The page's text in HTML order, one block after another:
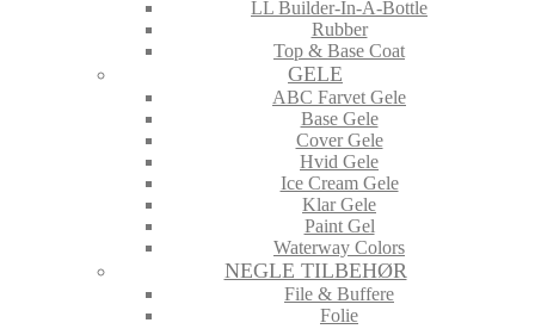
LL Builder-In-A-Bottle
Rubber
Top & Base Coat
GELE
ABC Farvet Gele
Base Gele
Cover Gele
Hvid Gele
Ice Cream Gele
Klar Gele
Paint Gel
Waterway Colors
NEGLE TILBEHØR
File & Buffere
Folie